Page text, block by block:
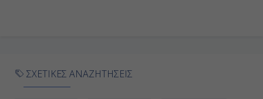
ΣΧΕΤΙΚΕΣ ΑΝΑΖΗΤΗΣΕΙΣ